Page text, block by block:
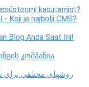
kasutamist?
Koji je najbolji CMS?
Blog Anda Saat Ini!
კომპანია
روشهای مختلفی